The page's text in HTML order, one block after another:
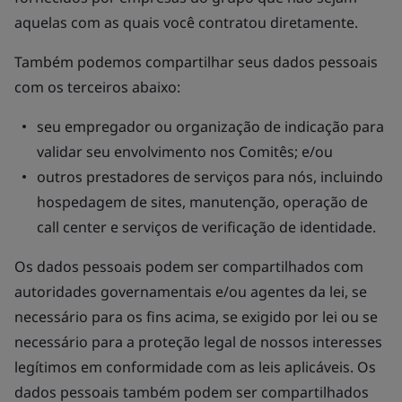
aquelas com as quais você contratou diretamente.
Também podemos compartilhar seus dados pessoais
com os terceiros abaixo:
seu empregador ou organização de indicação para
validar seu envolvimento nos Comitês; e/ou
outros prestadores de serviços para nós, incluindo
hospedagem de sites, manutenção, operação de
call center e serviços de verificação de identidade.
Os dados pessoais podem ser compartilhados com
autoridades governamentais e/ou agentes da lei, se
necessário para os fins acima, se exigido por lei ou se
necessário para a proteção legal de nossos interesses
legítimos em conformidade com as leis aplicáveis. Os
dados pessoais também podem ser compartilhados